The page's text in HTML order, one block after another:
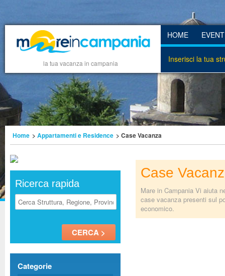
la tua vacanza in campania
HOME
Inserisci la tua
Home > Appartamenti e Residence > Case Vacanza
Ricerca rapida
Categorie
Case
Mare in Campania Vi aiuta
case vacanza presenti sul
economico.